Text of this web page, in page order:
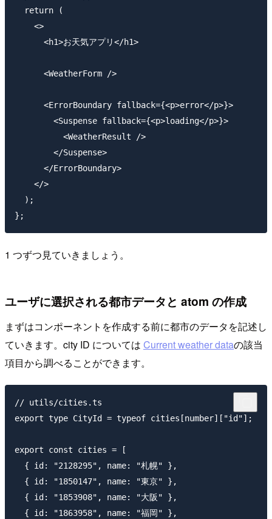
  return (
    <>
      <h1>お天気アプリ</h1>
      <WeatherForm />
      <ErrorBoundary fallback={<p>error</p>}>
        <Suspense fallback={<p>loading</p>}>
          <WeatherResult />
        </Suspense>
      </ErrorBoundary>
    </>
  );
1 つずつ見ていきましょう。
ユーザに選択される都市データと atom の作成
まずはコンポーネントを作成する前に都市のデータを記述し
ていきます。city ID については Current weather dataの該当
項目から調べることができます。
// utils/cities.ts
export type CityId = typeof cities[number]["id"];
export const cities = [
  { id: "2128295", name: "札幌" },
  { id: "1850147", name: "東京" },
  { id: "1853908", name: "大阪" },
  { id: "1863958", name: "福岡" },